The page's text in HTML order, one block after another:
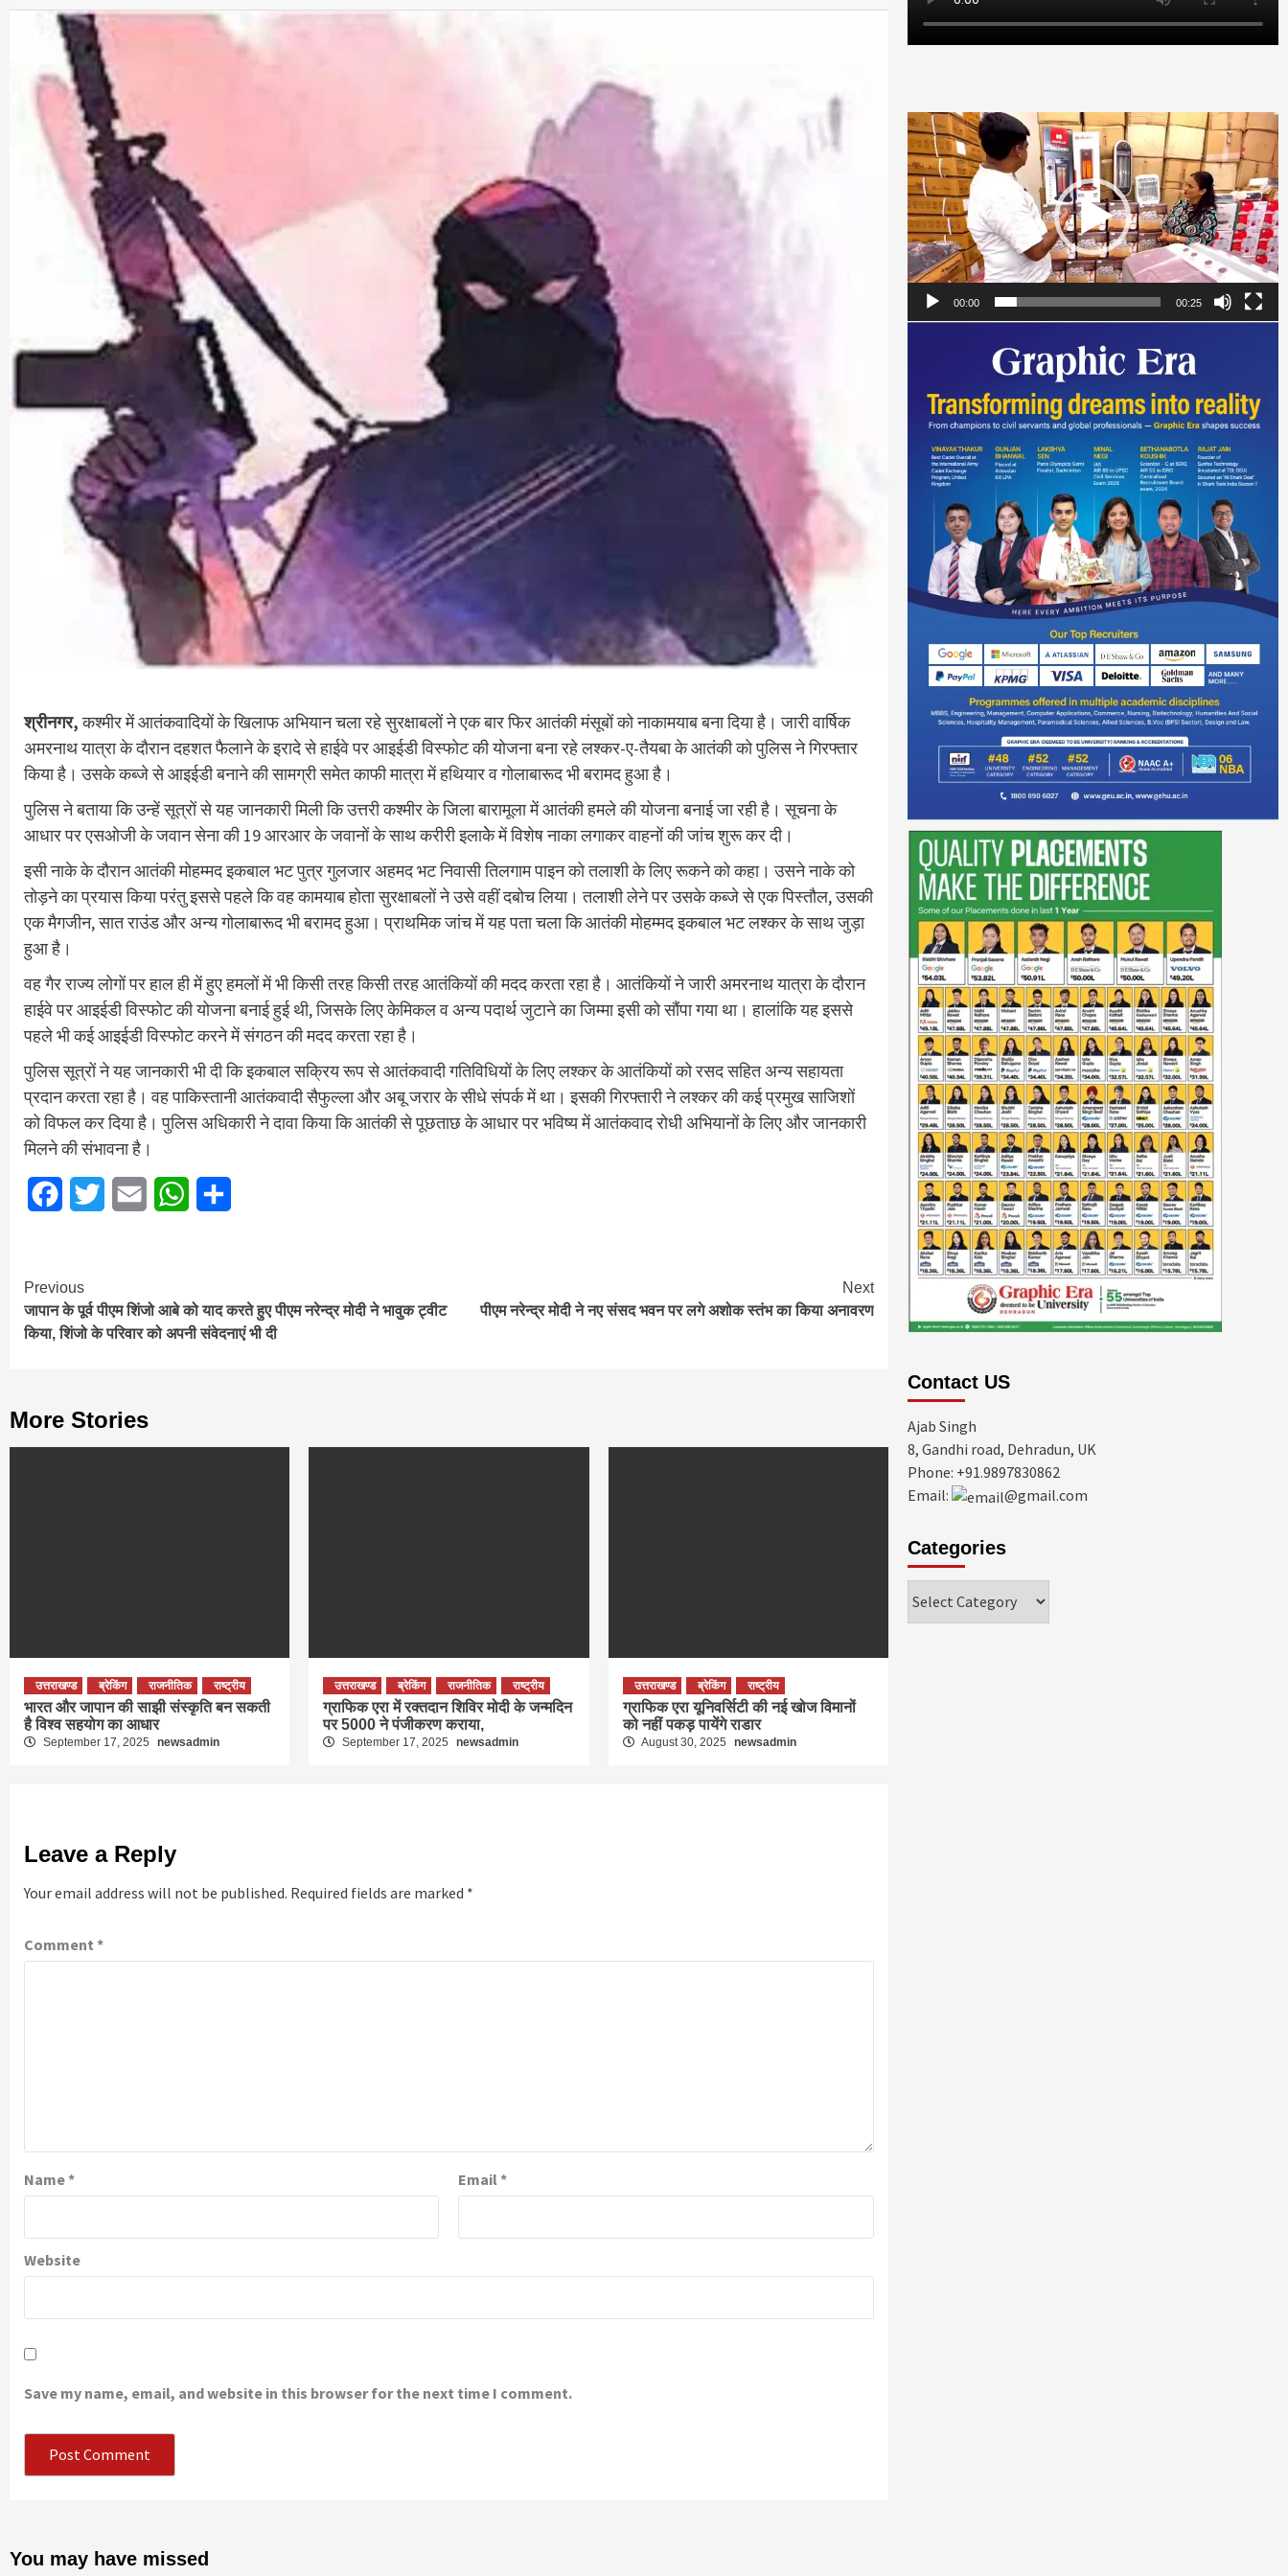
श्रीनगर,कश्मीर में आतंकवादियों के खिलाफ अभियान चला रहे सुरक्षाबलों ने एक बार फिर आतंकी मंसूबों को नाकामयाब बना दिया है। जारी वार्षिक
अमरनाथ यात्रा के दाैरान दहशत फैलाने के इरादे से हाईवे पर आइईडी विस्फोट की योजना बना रहे लश्कर-ए-तैयबा के आतंकी को पुलिस ने गिरफ्तार
किया है। उसके कब्जे से आइईडी बनाने की सामग्री समेत काफी मात्रा में हथियार व गोलाबारूद भी बरामद हुआ है।
पुलिस ने बताया कि उन्हें सूत्रों से यह जानकारी मिली कि उत्तरी कश्मीर के जिला बारामूला में आतंकी हमले की योजना बनाई जा रही है। सूचना के
आधार पर एसओजी के जवान सेना की 19 आरआर के जवानों के साथ करीरी इलाकेे में विशेष नाका लगाकर वाहनों की जांच शुरू कर दी।
इसी नाके के दौरान आतंकी मोहम्मद इकबाल भट पुत्र गुलजार अहमद भट निवासी तिलगाम पाइन को तलाशी के लिए रूकने को कहा। उसने नाके को
तोड़ने का प्रयास किया परंतु इससे पहले कि वह कामयाब होता सुरक्षाबलों ने उसे वहीं दबोच लिया। तलाशी लेने पर उसके कब्जे से एक पिस्तौल, उसकी
एक मैगजीन, सात राउंड और अन्य गोलाबारूद भी बरामद हुआ। प्राथमिक जांच में यह पता चला कि आतंकी मोहम्मद इकबाल भट लश्कर के साथ जुड़ा
हुआ है।
वह गैर राज्य लोगों पर हाल ही में हुए हमलों में भी किसी तरह किसी तरह आतंकियों की मदद करता रहा है। आतंकियों ने जारी अमरनाथ यात्रा के दौरान
हाईवे पर आइईडी विस्फोट की योजना बनाई हुई थी, जिसके लिए केमिकल व अन्य पदार्थ जुटाने का जिम्मा इसी को सौंपा गया था। हालांकि यह इससे
पहले भी कई आइईडी विस्फोट करने में संगठन की मदद करता रहा है।
पुलिस सूत्रों ने यह जानकारी भी दी कि इकबाल सक्रिय रूप से आतंकवादी गतिविधियों के लिए लश्कर के आतंकियों को रसद सहित अन्य सहायता
प्रदान करता रहा है। वह पाकिस्तानी आतंकवादी सैफुल्ला और अबू जरार के सीधे संपर्क में था। इसकी गिरफ्तारी ने लश्कर की कई प्रमुख साजिशों
को विफल कर दिया है। पुलिस अधिकारी ने दावा किया कि आतंकी से पूछताछ के आधार पर भविष्य में आतंकवाद रोधी अभियानों के लिए और जानकारी
मिलने की संभावना है।
FacebookTwitter Email WhatsApp
Continue
Reading
Previous
जापान के पूर्व पीएम शिंजो आबे को याद करते हुए पीएम नरेन्‍द्र मोदी ने भावुक ट्वीट
किया, शिंजो के परिवार को अपनी संवेदनाएं भी दी
Next
पीएम नरेन्द्र मोदी ने नए संसद भवन पर लगे अशोक स्तंभ का किया अनावरण
More Stories
उत्तराखण्ड ब्रेकिंग राजनीतिक राष्ट्रीय
भारत और जापान की साझी संस्कृति बन सकती
है विश्व सहयोग का आधार
September 17, 2025 newsadmin
उत्तराखण्ड ब्रेकिंग राजनीतिक राष्ट्रीय
ग्राफिक एरा में रक्तदान शिविर मोदी के जन्मदिन
पर 5000 ने पंजीकरण कराया,
September 17, 2025 newsadmin
उत्तराखण्ड ब्रेकिंग राष्ट्रीय
ग्राफिक एरा यूनिवर्सिटी की नई खोज विमानों
को नहीं पकड़ पायेंगे राडार
August 30, 2025 newsadmin
Leave a Reply
Your email address will not be published. Required fields are marked *
Comment *
Name* Email*
Website
Save my name, email, and website in this browser for the next time I comment.
Video
Player
00:00 00:25
Contact US
Ajab Singh
8, Gandhi road, Dehradun, UK
Phone: +91.9897830862
Email:
@gmail.com
Categories
You may have missed